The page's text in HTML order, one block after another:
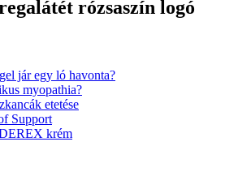
rózsaszín logó
jár egy ló havonta?
myopathia?
etetése
Support
krém